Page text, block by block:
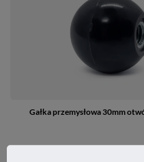
Gałka przemysłowa 30mm